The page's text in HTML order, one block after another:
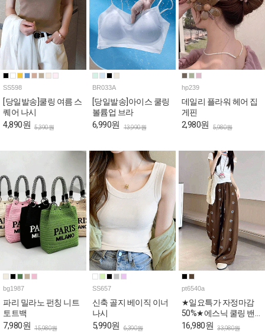
SS598
[당일발송]쿨링 여름 스
퀘어 나시
4,890원 5,390원
BR033A
[당일발송]아이스 쿨링
볼륨업 브라
6,990원 13,990원
hp239
데일리 플라워 헤어 집
게핀
2,980원 5,980원
bg1987
파리 밀라노 펀칭 니트
토트백
7,980원 15,980원
SS657
신축 골지 베이직 이너
나시
5,990원 6,390원
pt6540a
★일요특가 자정마감
50%★에스닉 쿨링 밴
딩 와이드 팬츠
16,980원 33,980원